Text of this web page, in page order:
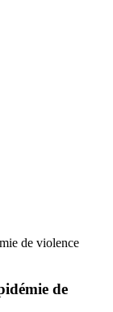
de violence
de